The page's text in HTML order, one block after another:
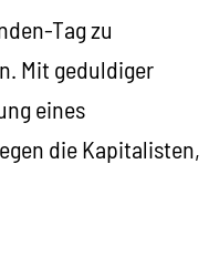
Tag zu
Mit geduldiger
eines
die Kapitalisten,